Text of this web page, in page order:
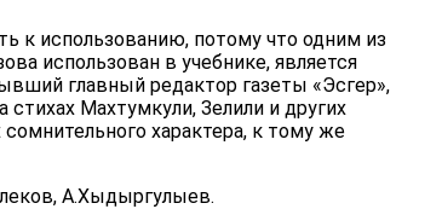
к использованию, потому что одним из
использован в учебнике, является
главный редактор газеты «Эсгер»,
Махтумкули, Зелили и других
характера, к тому же
А.Хыдыргулыев.